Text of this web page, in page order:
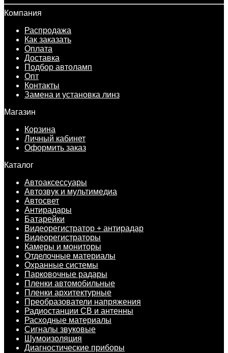
Компания
Распродажа
Как заказать
Оплата
Доставка
Подбор автоламп
Опт
Контакты
Замена и установка линз
Магазин
Корзина
Личный кабинет
Оформить заказ
Каталог
Автоаксессуары
Автозвук и мультимедиа
Автосвет
Антирадары
Батарейки
Видеорегистратор + антирадар
Видеорегистраторы
Камеры и мониторы
Отделочные материалы
Охранные системы
Парковочные радары
Пленки автомобильные
Пленки архитектурные
Преобразователи напряжения
Радиостанции CB и антенны
Расходные материалы
Сигналы звуковые
Шумоизоляция
Диагностические приборы